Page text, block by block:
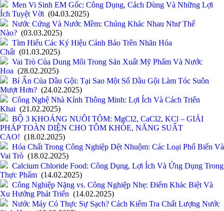
Men Vi Sinh EM Gốc: Công Dụng, Cách Dùng Và Những Lợi
Ích Tuyệt Vời (04.03.2025)
Nước Cứng Và Nước Mềm: Chúng Khác Nhau Như Thế
Nào? (03.03.2025)
Tìm Hiểu Các Ký Hiệu Cảnh Báo Trên Nhãn Hóa
Chất (01.03.2025)
Vai Trò Của Dung Môi Trong Sản Xuất Mỹ Phẩm Và Nước
Hoa (28.02.2025)
Bí Ẩn Của Dầu Gội: Tại Sao Một Số Dầu Gội Làm Tóc Suôn
Mượt Hơn? (24.02.2025)
Công Nghệ Nhà Kính Thông Minh: Lợi Ích Và Cách Triển
Khai (21.02.2025)
BỘ 3 KHOÁNG NUÔI TÔM: MgCl2, CaCl2, KCl – GIẢI
PHÁP TOÀN DIỆN CHO TÔM KHỎE, NĂNG SUẤT
CAO! (18.02.2025)
Hóa Chất Trong Công Nghiệp Dệt Nhuộm: Các Loại Phổ Biến Và
Vai Trò (18.02.2025)
Calcium Chloride Food: Công Dụng, Lợi Ích Và Ứng Dụng Trong
Thực Phẩm (14.02.2025)
Công Nghiệp Nặng vs. Công Nghiệp Nhẹ: Điểm Khác Biệt Và
Xu Hướng Phát Triển (14.02.2025)
Nước Máy Có Thực Sự Sạch? Cách Kiểm Tra Chất Lượng Nước